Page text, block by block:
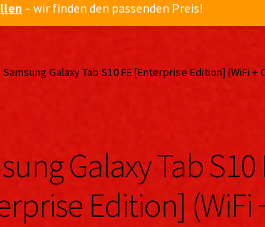
– wir finden den passenden Preis!
Samsung Galaxy Tab S10 FE [Enterprise Edition] (WiFi +
Galaxy Tab S10
Edition] (WiFi